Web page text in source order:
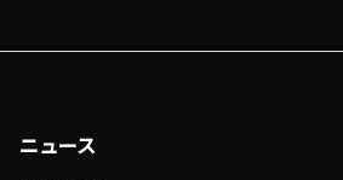
ニュース